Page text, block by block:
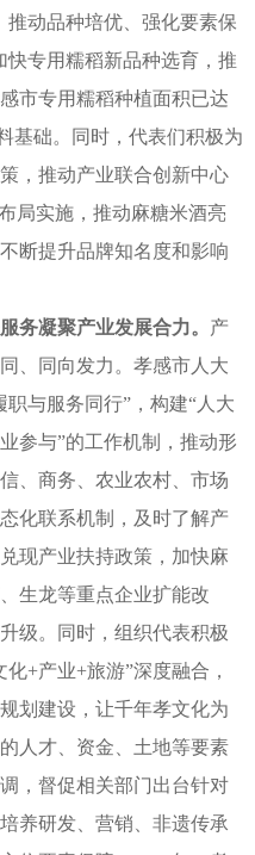
推动品种培优、强化要素保
快专用糯稻新品种选育，推
市专用糯稻种植面积已达
基础。同时，代表们积极为
，推动产业联合创新中心
局实施，推动麻糖米酒亮
断提升品牌知名度和影响
务凝聚产业发展合力。 产
、同向发力。孝感市人大
与服务同行”，构建“人大
参与”的工作机制，推动形
、商务、农业农村、市场
化联系机制，及时了解产
现产业扶持政策，加快麻
生龙等重点企业扩能改
级。同时，组织代表积极
+产业+旅游”深度融合，
划建设，让千年孝文化为
人才、资金、土地等要素
，督促相关部门出台针对
养研发、营销、非遗传承